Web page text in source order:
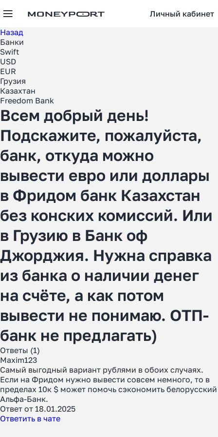
Личный кабинет
Назад
Банки
Swift
USD
EUR
Грузия
Казахтан
Freedom Bank
Всем добрый день!
Подскажите, пожалуйста,
банк, откуда можно
вывести евро или доллары
в Фридом банк Казахстан
без конских комиссий. Или
в Грузию в Банк оф
Джорджия. Нужна справка
из банка о наличии денег
на счёте, а как потом
вывести не понимаю. ОТП-
банк не предлагать)
Ответы (1)
Maxim123
Самый выгодный вариант рублями в обоих случаях.
Если на Фридом нужно вывести совсем немного, то в
пределах 10к $ может помочь сэкономить белорусский
Альфа-Банк.
Ответ от 18.01.2025
Ответить в чате